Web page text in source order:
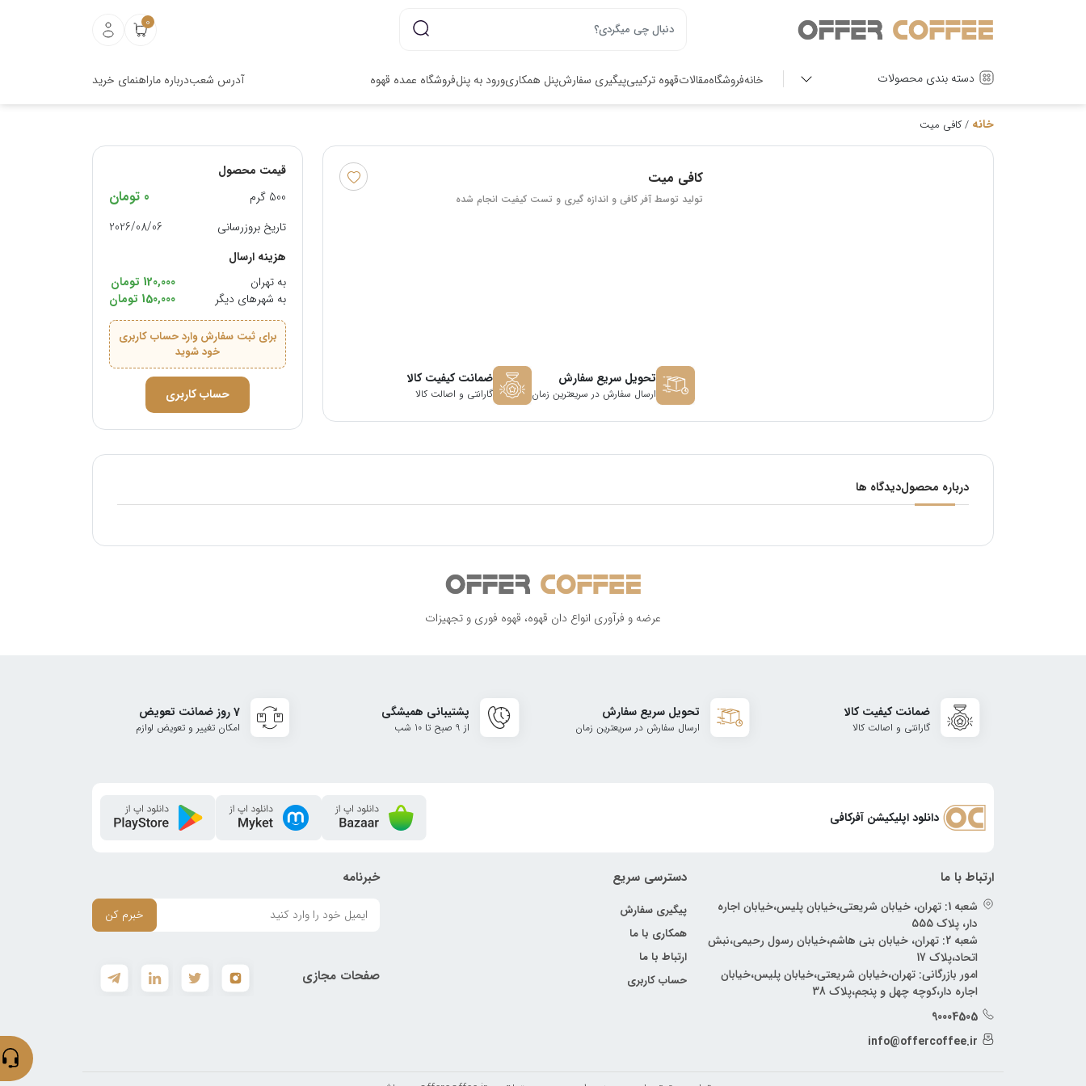
0
دسته بندی محصولات خانهفروشگاهمقالاتقهوه ترکیبیپیگیری سفارشپنل همکاریورود به پنلفروشگاه عمده قهوه آدرس شعبدرباره ماراهنمای خرید
خانه / کافی میت
کافی میت
تولید توسط آفر کافی و اندازه گیری و تست کیفیت انجام شده
تحویل سریع سفارش
ارسال سفارش در سریعترین زمان
ضمانت کیفیت کالا
گارانتی و اصالت کالا
قیمت محصول
500 گرم
0 تومان
تاریخ بروزرسانی
2026/08/06
هزینه ارسال
به تهران
به شهرهای دیگر
120,000 تومان
150,000 تومان
برای ثبت سفارش وارد حساب کاربری
خود شوید
حساب کاربری
درباره محصولدیدگاه ها
عرضه و فرآوری انواع دان قهوه، قهوه فوری و تجهیزات
ضمانت کیفیت کالا
گارانتی و اصالت کالا
تحویل سریع سفارش
ارسال سفارش در سریعترین زمان
پشتیبانی همیشگی
از 9 صبح تا 10 شب
7 روز ضمانت تعویض
امکان تغییر و تعویض لوازم
دانلود اپلیکیشن آفرکافی
ارتباط با ما
شعبه 1: تهران، خیابان شریعتی،خیابان پلیس،خیابان اجاره
دار، پلاک 555
شعبه 2: تهران، خیابان بنی هاشم،خیابان رسول رحیمی،نبش
اتحاد،پلاک 17
امور بازرگانی: تهران،خیابان شریعتی،خیابان پلیس،خیابان
اجاره دار،کوچه چهل و پنجم،پلاک 38
90004505
info@offercoffee.ir
دسترسی سریع
پیگیری سفارش
همکاری با ما
ارتباط با ما
حساب کاربری
خبرنامه
خبرم کن
صفحات مجازی